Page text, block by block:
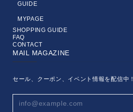
GUIDE
MYPAGE
SHOPPING GUIDE
FAQ
CONTACT
MAIL MAGAZINE
セール、クーポン、イベント情報を配信中！